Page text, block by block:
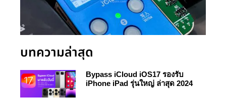
บทความล่าสุด
Bypass iCloud iOS17 รองรับ
iPhone iPad รุ่นใหญ่ ล่าสุด 2024